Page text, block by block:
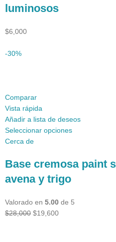
luminosos
$6,000
-30%
Comparar
Vista rápida
Añadir a lista de deseos
Seleccionar opciones
Cerca de
Base cremosa paint
avena y trigo
Valorado en 5.00 de 5
$28,000 $19,600